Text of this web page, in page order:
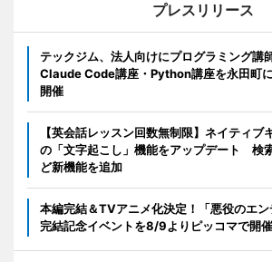
プレスリリース
テックジム、法人向けにプログラミング講
Claude Code講座・Python講座を永田町
開催
【英会話レッスン回数無制限】ネイティブ
の「文字起こし」機能をアップデート 検
ど新機能を追加
本編完結＆TVアニメ化決定！「悪役のエン
完結記念イベントを8/9よりピッコマで開催